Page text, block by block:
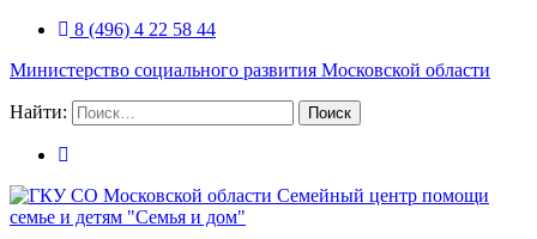
8 (496) 4 22 58 44
Министерство социального развития Московской области
Найти: